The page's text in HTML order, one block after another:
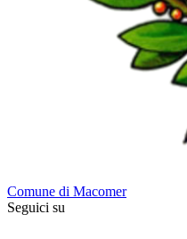
Comune di Macomer
Seguici su